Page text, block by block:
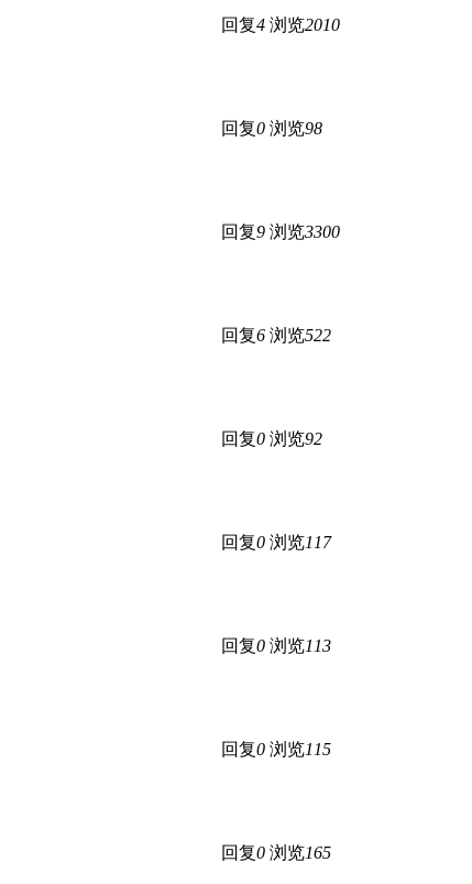
回复4 浏览2010
回复0 浏览98
回复9 浏览3300
回复6 浏览522
回复0 浏览92
回复0 浏览117
回复0 浏览113
回复0 浏览115
回复0 浏览165